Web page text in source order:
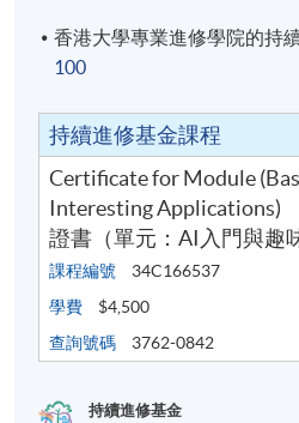
香港大學專業進修學院的持
100
持續進修基金課程
Certificate for Module
Interesting Applications)
證書（單元：AI入門與趣
課程編號
34C166537
學費
$4,500
查詢號碼
3762-0842
持續進修基金